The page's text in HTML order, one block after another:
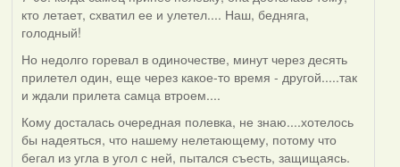
кто летает, схватил ее и улетел.... Наш, бедняга,
голодный!
Но недолго горевал в одиночестве, минут через десять
прилетел один, еще через какое-то время - другой.....так
и ждали прилета самца втроем....
Кому досталась очередная полевка, не знаю....хотелось
бы надеяться, что нашему нелетающему, потому что
бегал из угла в угол с ней, пытался съесть, защищаясь.